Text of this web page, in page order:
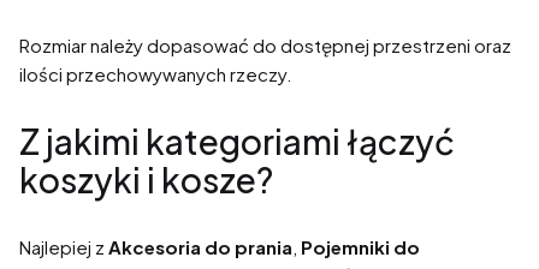
Rozmiar należy dopasować do dostępnej przestrzeni oraz
ilości przechowywanych rzeczy.
Z jakimi kategoriami łączyć
koszyki i kosze?
Najlepiej z Akcesoria do prania Pojemniki do